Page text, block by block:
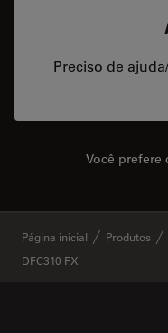
Preciso de
Você prefere
Página inicial Produtos
DFC310 FX